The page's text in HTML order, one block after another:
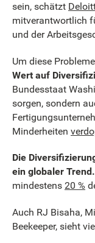
sein, schätzt
mitverantwortlich
und der
Um diese
Wert auf
Bundesstaat
sorgen, sondern
Minderheiten
Die
ein globaler Trend.
mindestens 20 %
Auch RJ Bisaha,
Beekeeper, sieht